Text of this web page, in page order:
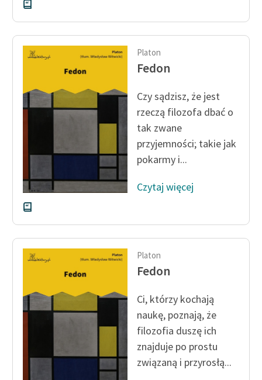
Feministyczne inspiracje.
skandynawskiej literatury
feministycznej
Kolekcje edukacyjne
Odkurzamy bohaterów
Szkoła Poezji Wolnych
Lektur
O nas
O projekcie
Zasady wykorzystania
Platon
Fedon
Czy sądzisz, że jest
rzeczą filozofa dbać o
tak zwane
przyjemności; takie jak
pokarmy i...
Czytaj więcej
Platon
Fedon
Ci, którzy kochają
naukę, poznają, że
filozofia duszę ich
znajduje po prostu
związaną i przyrosłą...